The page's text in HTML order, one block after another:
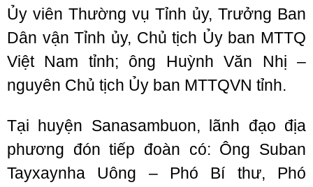
Ủy viên Thường vụ Tỉnh ủy, Trưởng Ban
Dân vận Tỉnh ủy, Chủ tịch Ủy ban MTTQ
Việt Nam tỉnh; ông Huỳnh Văn Nhị –
nguyên Chủ tịch Ủy ban MTTQVN tỉnh.
Tại huyện Sanasambuon, lãnh đạo địa
phương đón tiếp đoàn có: Ông Suban
Tayxaynha Uông – Phó Bí thư, Phó